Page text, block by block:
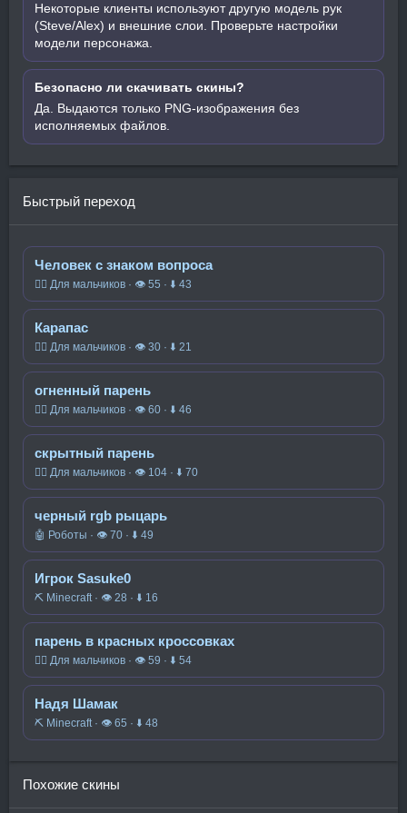
Некоторые клиенты используют другую модель рук
(Steve/Alex) и внешние слои. Проверьте настройки
модели персонажа.
Безопасно ли скачивать скины?
Да. Выдаются только PNG-изображения без
исполняемых файлов.
Быстрый переход
Человек с знаком вопроса
🧍‍♂️ Для мальчиков · 👁 55 · ⬇ 43
Карапас
🧍‍♂️ Для мальчиков · 👁 30 · ⬇ 21
огненный парень
🧍‍♂️ Для мальчиков · 👁 60 · ⬇ 46
скрытный парень
🧍‍♂️ Для мальчиков · 👁 104 · ⬇ 70
черный rgb рыцарь
🤖 Роботы · 👁 70 · ⬇ 49
Игрок Sasuke0
⛏️ Minecraft · 👁 28 · ⬇ 16
парень в красных кроссовках
🧍‍♂️ Для мальчиков · 👁 59 · ⬇ 54
Надя Шамак
⛏️ Minecraft · 👁 65 · ⬇ 48
Похожие скины